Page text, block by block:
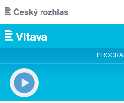
Přejít k hlavnímu obsahu